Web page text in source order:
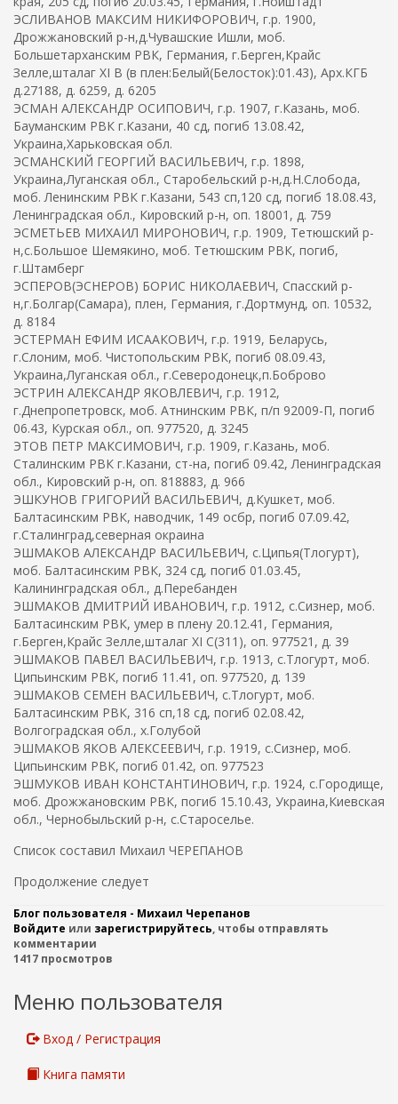
ЭСЛИВАНОВ МАКСИМ НИКИФОРОВИЧ, г.р. 1900,
Дрожжановский р-н,д.Чувашские Ишли, моб.
Большетарханским РВК, Германия, г.Берген,Крайс
Зелле,шталаг XI B (в плен:Белый(Белосток):01.43), Арх.КГБ
д.27188, д. 6259, д. 6205
ЭСМАН АЛЕКСАНДР ОСИПОВИЧ, г.р. 1907, г.Казань, моб.
Бауманским РВК г.Казани, 40 сд, погиб 13.08.42,
Украина,Харьковская обл.
ЭСМАНСКИЙ ГЕОРГИЙ ВАСИЛЬЕВИЧ, г.р. 1898,
Украина,Луганская обл., Старобельский р-н,д.Н.Слобода,
моб. Ленинским РВК г.Казани, 543 сп,120 сд, погиб 18.08.43,
Ленинградская обл., Кировский р-н, оп. 18001, д. 759
ЭСМЕТЬЕВ МИХАИЛ МИРОНОВИЧ, г.р. 1909, Тетюшский р-
н,с.Большое Шемякино, моб. Тетюшским РВК, погиб,
г.Штамберг
ЭСПЕРОВ(ЭСНЕРОВ) БОРИС НИКОЛАЕВИЧ, Спасский р-
н,г.Болгар(Самара), плен, Германия, г.Дортмунд, оп. 10532,
д. 8184
ЭСТЕРМАН ЕФИМ ИСААКОВИЧ, г.р. 1919, Беларусь,
г.Слоним, моб. Чистопольским РВК, погиб 08.09.43,
Украина,Луганская обл., г.Северодонецк,п.Боброво
ЭСТРИН АЛЕКСАНДР ЯКОВЛЕВИЧ, г.р. 1912,
г.Днепропетровск, моб. Атнинским РВК, п/п 92009-П, погиб
06.43, Курская обл., оп. 977520, д. 3245
ЭТОВ ПЕТР МАКСИМОВИЧ, г.р. 1909, г.Казань, моб.
Сталинским РВК г.Казани, ст-на, погиб 09.42, Ленинградская
обл., Кировский р-н, оп. 818883, д. 966
ЭШКУНОВ ГРИГОРИЙ ВАСИЛЬЕВИЧ, д.Кушкет, моб.
Балтасинским РВК, наводчик, 149 осбр, погиб 07.09.42,
г.Сталинград,северная окраина
ЭШМАКОВ АЛЕКСАНДР ВАСИЛЬЕВИЧ, с.Ципья(Тлогурт),
моб. Балтасинским РВК, 324 сд, погиб 01.03.45,
Калининградская обл., д.Перебанден
ЭШМАКОВ ДМИТРИЙ ИВАНОВИЧ, г.р. 1912, с.Сизнер, моб.
Балтасинским РВК, умер в плену 20.12.41, Германия,
г.Берген,Крайс Зелле,шталаг XI C(311), оп. 977521, д. 39
ЭШМАКОВ ПАВЕЛ ВАСИЛЬЕВИЧ, г.р. 1913, с.Тлогурт, моб.
Ципьинским РВК, погиб 11.41, оп. 977520, д. 139
ЭШМАКОВ СЕМЕН ВАСИЛЬЕВИЧ, с.Тлогурт, моб.
Балтасинским РВК, 316 сп,18 сд, погиб 02.08.42,
Волгоградская обл., х.Голубой
ЭШМАКОВ ЯКОВ АЛЕКСЕЕВИЧ, г.р. 1919, с.Сизнер, моб.
Ципьинским РВК, погиб 01.42, оп. 977523
ЭШМУКОВ ИВАН КОНСТАНТИНОВИЧ, г.р. 1924, с.Городище,
моб. Дрожжановским РВК, погиб 15.10.43, Украина,Киевская
обл., Чернобыльский р-н, с.Староселье.
Список составил Михаил ЧЕРЕПАНОВ
Продолжение следует
Блог пользователя - Михаил Черепанов
Войдите или зарегистрируйтесь, чтобы отправлять
комментарии
1417 просмотров
Меню пользователя
Вход / Регистрация
Книга памяти